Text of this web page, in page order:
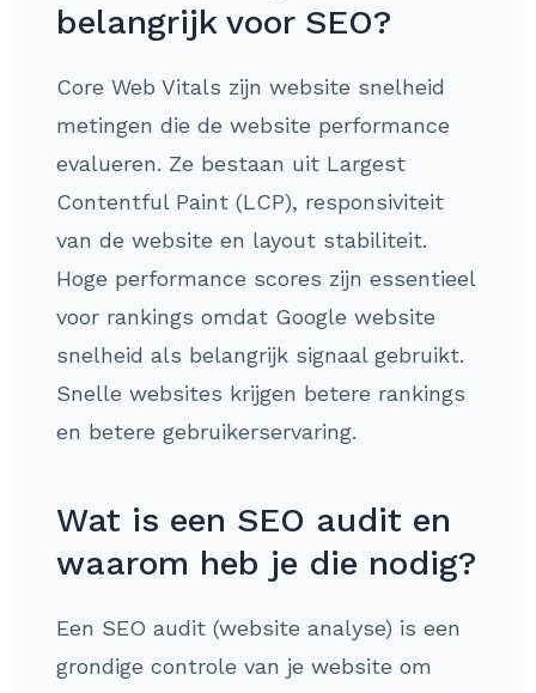
belangrijk voor SEO?
Core Web Vitals zijn website snelheid
metingen die de website performance
evalueren. Ze bestaan uit Largest
Contentful Paint (LCP), responsiviteit
van de website en layout stabiliteit.
Hoge performance scores zijn essentieel
voor rankings omdat Google website
snelheid als belangrijk signaal gebruikt.
Snelle websites krijgen betere rankings
en betere gebruikerservaring.
Wat is een SEO audit en
waarom heb je die nodig?
Een SEO audit (website analyse) is een
grondige controle van je website om